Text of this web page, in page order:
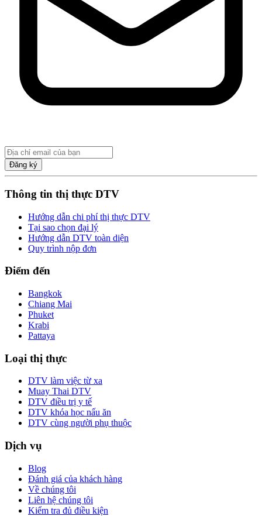
Đăng ký
Thông tin thị thực DTV
Hướng dẫn chi phí thị thực DTV
Tại sao chọn đại lý
Hướng dẫn DTV toàn diện
Quy trình nộp đơn
Điểm đến
Bangkok
Chiang Mai
Phuket
Krabi
Pattaya
Loại thị thực
DTV làm việc từ xa
Muay Thai DTV
DTV điều trị y tế
DTV khóa học nấu ăn
DTV cùng người phụ thuộc
Dịch vụ
Blog
Đánh giá của khách hàng
Về chúng tôi
Liên hệ chúng tôi
Kiểm tra đủ điều kiện